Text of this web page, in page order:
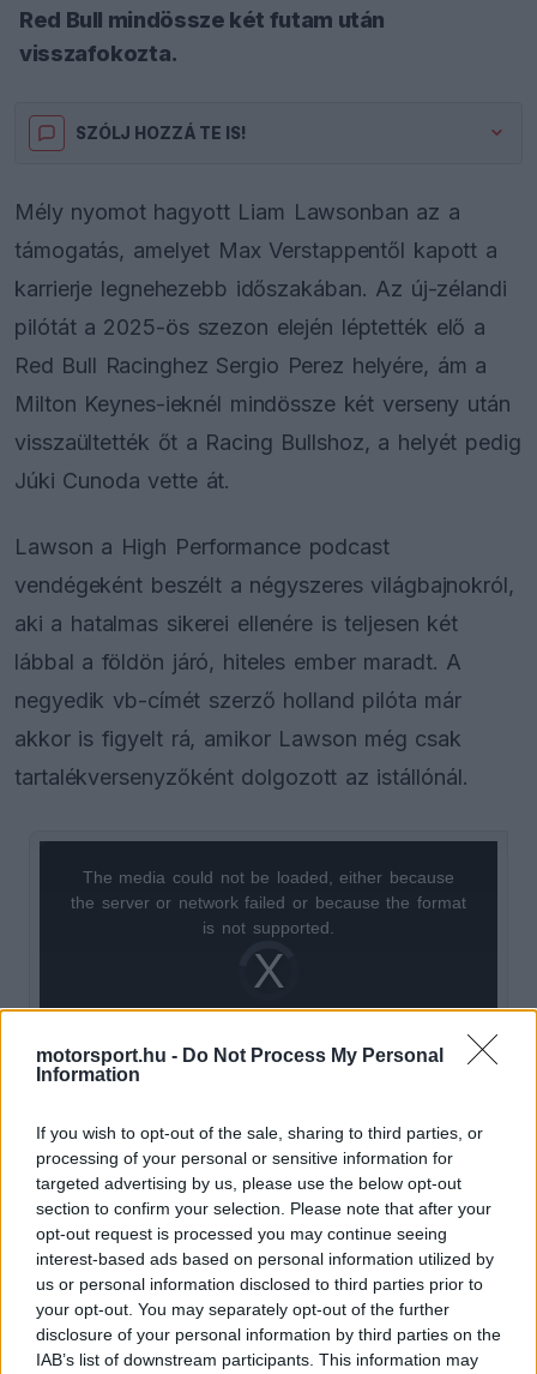
motorsport.hu - Do Not Process My Personal
Information
If you wish to opt-out of the sale, sharing to third parties, or
processing of your personal or sensitive information for
targeted advertising by us, please use the below opt-out
section to confirm your selection. Please note that after your
opt-out request is processed you may continue seeing
interest-based ads based on personal information utilized by
us or personal information disclosed to third parties prior to
your opt-out. You may separately opt-out of the further
disclosure of your personal information by third parties on the
IAB’s list of downstream participants. This information may
Red Bull mindössze két futam után
visszafokozta.
SZÓLJ HOZZÁ TE IS!
Mély nyomot hagyott Liam Lawsonban az a
támogatás, amelyet Max Verstappentől kapott a
karrierje legnehezebb időszakában. Az új-zélandi
pilótát a 2025-ös szezon elején léptették elő a
Red Bull Racinghez Sergio Perez helyére, ám a
Milton Keynes-ieknél mindössze két verseny után
visszaültették őt a Racing Bullshoz, a helyét pedig
Júki Cunoda vette át.
Lawson a High Performance podcast
vendégeként beszélt a négyszeres világbajnokról,
aki a hatalmas sikerei ellenére is teljesen két
lábbal a földön járó, hiteles ember maradt. A
negyedik vb-címét szerző holland pilóta már
akkor is figyelt rá, amikor Lawson még csak
tartalékversenyzőként dolgozott az istállónál.
Video
Player
loading.
The media could not be loaded, either because
the server or network failed or because the format
is not supported.
„Különleges helyzetben van, ráadásul kiemelkedő
eredményeket ért el. Nagyon könnyű lenne
számára, ha másképp viselkedne, de ő nem ilyen.
EZEKET IS AJÁNLJUK